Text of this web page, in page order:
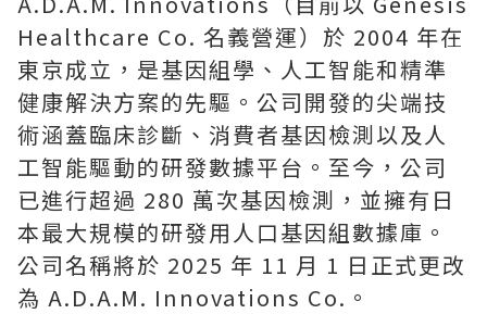
Healthcare Co. 名義營運）於 2004 年在
東京成立，是基因組學、人工智能和精準
健康解決方案的先驅。公司開發的尖端技
術涵蓋臨床診斷、消費者基因檢測以及人
工智能驅動的研發數據平台。至今，公司
已進行超過 280 萬次基因檢測，並擁有日
本最大規模的研發用人口基因組數據庫。
公司名稱將於 2025 年 11 月 1 日正式更改
為 A.D.A.M. Innovations Co.。